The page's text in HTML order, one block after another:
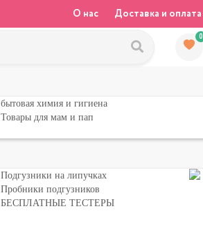
О нас Доставка и оплата
0
бытовая химия и гигиена
Товары для мам и пап
Подгузники на липучках
Пробники подгузников
БЕСПЛАТНЫЕ ТЕСТЕРЫ